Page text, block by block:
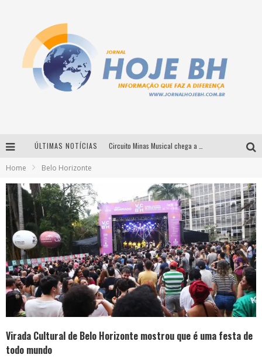
ÚLTIMAS NOTÍCIAS
Milton Guedes traz turnê “Milton Canta Lulu” a Belo Horizonte
Circuito Minas Musical chega a Sabará com show gratuito de Thiago Delegado, Nath Rodrigues e Tulio Araujo
Home Belo Horizonte
Virada Cultural de Belo Horizonte mostrou que é uma festa de
todo mundo